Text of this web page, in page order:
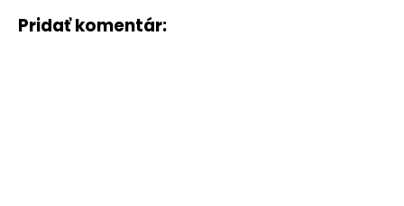
Pridať komentár: